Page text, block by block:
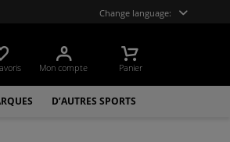
Change language:
Mon compte Panier
D’AUTRES SPORTS